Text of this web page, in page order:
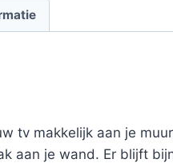
tv makkelijk aan je
aan je wand. Er blijft